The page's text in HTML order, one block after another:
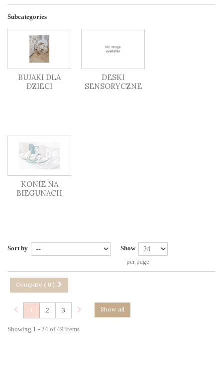
Subcategories
BUJAKI DLA
DZIECI
DESKI
SENSORYCZNE
KONIE NA
BIEGUNACH
Sort by
Show
per page
Compare ( 0 )
Show all
1 2 3
Showing 1 - 24 of 49 items